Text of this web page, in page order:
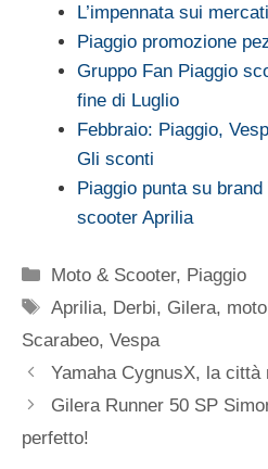
L’impennata sui
Piaggio promozione
Gruppo Fan Piaggio
fine di Luglio
Febbraio: Piaggio,
Gli sconti
Piaggio punta su
scooter Aprilia
Categorie
Moto & Scooter, Piaggio
Tag
Aprilia, Derbi, Gilera,
Scarabeo, Vespa
Yamaha CygnusX, la città
Gilera Runner 50 SP
perfetto!